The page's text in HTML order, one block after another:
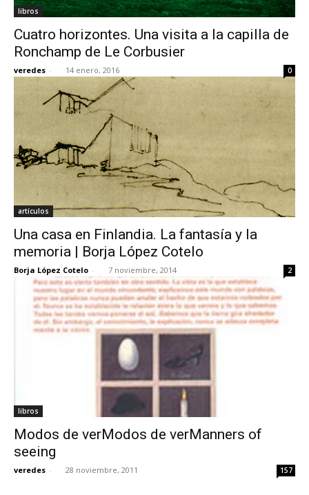
libros
Cuatro horizontes. Una visita a la capilla de
Ronchamp de Le Corbusier
veredes - 14 enero, 2016 0
artículos
Una casa en Finlandia. La fantasía y la
memoria | Borja López Cotelo
Borja López Cotelo - 7 noviembre, 2014 2
libros
Modos de verModos de verManners of
seeing
veredes - 28 noviembre, 2011 157